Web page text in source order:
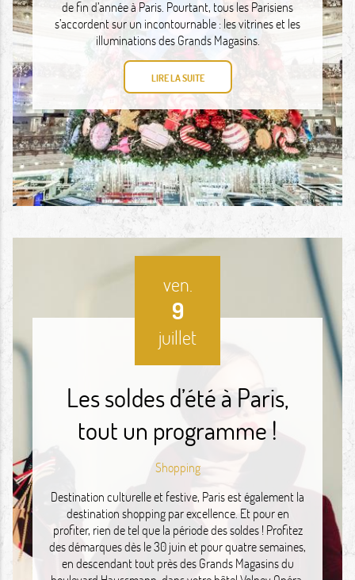
de fin d’année à Paris. Pourtant, tous les Parisiens
s’accordent sur un incontournable : les vitrines et les
illuminations des Grands Magasins.
LIRE LA SUITE
ven.
9
juillet
Les soldes d’été à Paris,
tout un programme !
Shopping
Destination culturelle et festive, Paris est également la
destination shopping par excellence. Et pour en
profiter, rien de tel que la période des soldes ! Profitez
des démarques dès le 30 juin et pour quatre semaines,
en descendant tout près des Grands Magasins du